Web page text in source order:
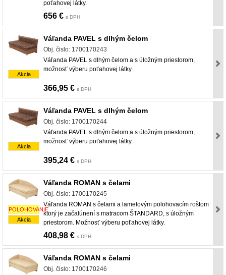
poťahovej látky.
656 € s DPH
Akcia
Váľanda PAVEL s dlhým čelom
Obj. čislo: 1700170243
Váľanda PAVEL s dlhým čelom a s úložným priestorom,
možnosť výberu poťahovej látky.
366,95 € s DPH
Akcia
Váľanda PAVEL s dlhým čelom
Obj. čislo: 1700170244
Váľanda PAVEL s dlhým čelom a s úložným priestorom,
možnosť výberu poťahovej látky.
395,24 € s DPH
POLOHOVANIE
Akcia
Váľanda ROMAN s čelami
Obj. čislo: 1700170245
Váľanda ROMAN s čelami a lamelovým polohovacím roštom
ktorý je začalúnení s matracom ŠTANDARD, s úložným
priestorom. Možnosť výberu poťahovej látky.
408,98 € s DPH
Váľanda ROMAN s čelami
Obj. čislo: 1700170246